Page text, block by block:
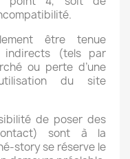
être tenue
indirects (tels par
ou perte d’une
du site
de poser des
sont à la
story se réserve le
liste d'envies